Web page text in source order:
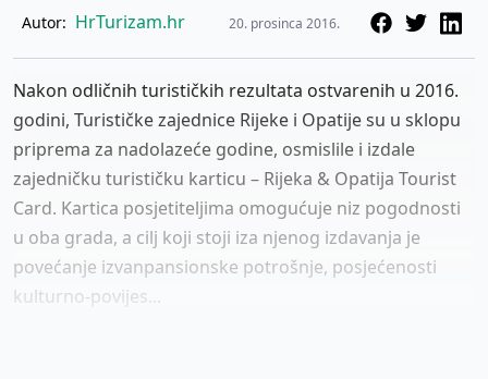
Autor: HrTurizam.hr 20. prosinca 2016.
Nakon odličnih turističkih rezultata ostvarenih u 2016.
godini, Turističke zajednice Rijeke i Opatije su u sklopu
priprema za nadolazeće godine, osmislile i izdale
zajedničku turističku karticu – Rijeka & Opatija Tourist
Card. Kartica posjetiteljima omogućuje niz pogodnosti
u oba grada, a cilj koji stoji iza njenog izdavanja je
povećanje izvanpansionske potrošnje, posjećenosti
kulturno-povijes...